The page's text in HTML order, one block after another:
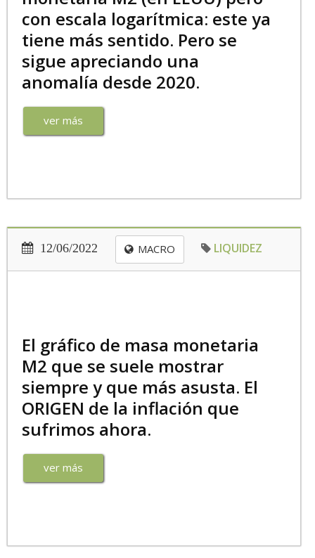
con escala logarítmica: este ya
tiene más sentido. Pero se
sigue apreciando una
anomalía desde 2020.
ver más
12/06/2022 MACRO LIQUIDEZ
El gráfico de masa monetaria
M2 que se suele mostrar
siempre y que más asusta. El
ORIGEN de la inflación que
sufrimos ahora.
ver más